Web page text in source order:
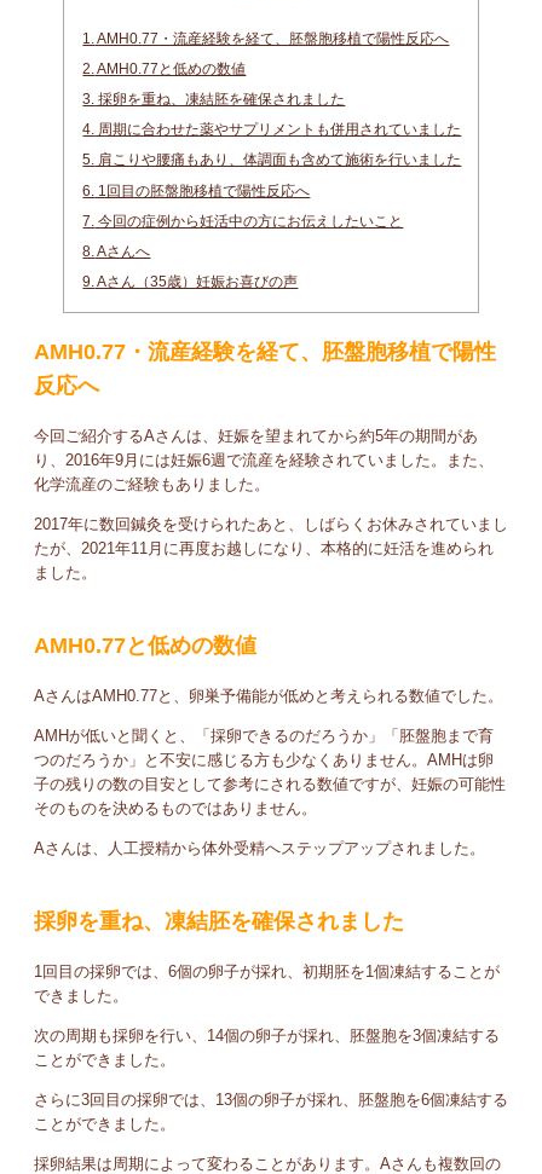
1. AMH0.77・流産経験を経て、胚盤胞移植で陽性反応へ
2.AMH0.77と低めの数値
3. 採卵を重ね、凍結胚を確保されました
4. 周期に合わせた薬やサプリメントも併用されていました
5. 肩こりや腰痛もあり、体調面も含めて施術を行いました
6. 1回目の胚盤胞移植で陽性反応へ
7. 今回の症例から妊活中の方にお伝えしたいこと
8.Aさんへ
9.Aさん（35歳）妊娠お喜びの声
AMH0.77・流産経験を経て、胚盤胞移植で陽性
反応へ
今回ご紹介するAさんは、妊娠を望まれてから約5年の期間があ
り、2016年9月には妊娠6週で流産を経験されていました。また、
化学流産のご経験もありました。
2017年に数回鍼灸を受けられたあと、しばらくお休みされていまし
たが、2021年11月に再度お越しになり、本格的に妊活を進められ
ました。
AMH0.77と低めの数値
AさんはAMH0.77と、卵巣予備能が低めと考えられる数値でした。
AMHが低いと聞くと、「採卵できるのだろうか」「胚盤胞まで育
つのだろうか」と不安に感じる方も少なくありません。AMHは卵
子の残りの数の目安として参考にされる数値ですが、妊娠の可能性
そのものを決めるものではありません。
Aさんは、人工授精から体外受精へステップアップされました。
採卵を重ね、凍結胚を確保されました
1回目の採卵では、6個の卵子が採れ、初期胚を1個凍結することが
できました。
次の周期も採卵を行い、14個の卵子が採れ、胚盤胞を3個凍結する
ことができました。
さらに3回目の採卵では、13個の卵子が採れ、胚盤胞を6個凍結する
ことができました。
採卵結果は周期によって変わることがあります。Aさんも複数回の